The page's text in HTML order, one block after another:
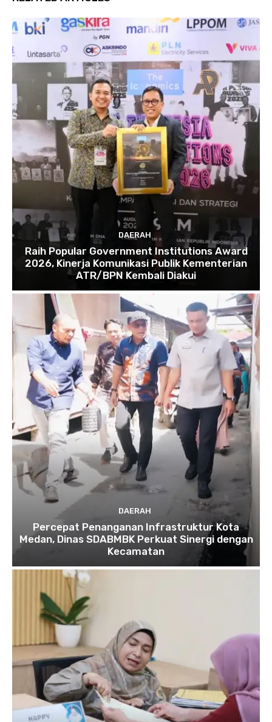
DAERAH
Raih Popular Government Institutions Award
2026, Kinerja Komunikasi Publik Kementerian
ATR/BPN Kembali Diakui
DAERAH
Percepat Penanganan Infrastruktur Kota
Medan, Dinas SDABMBK Perkuat Sinergi dengan
Kecamatan